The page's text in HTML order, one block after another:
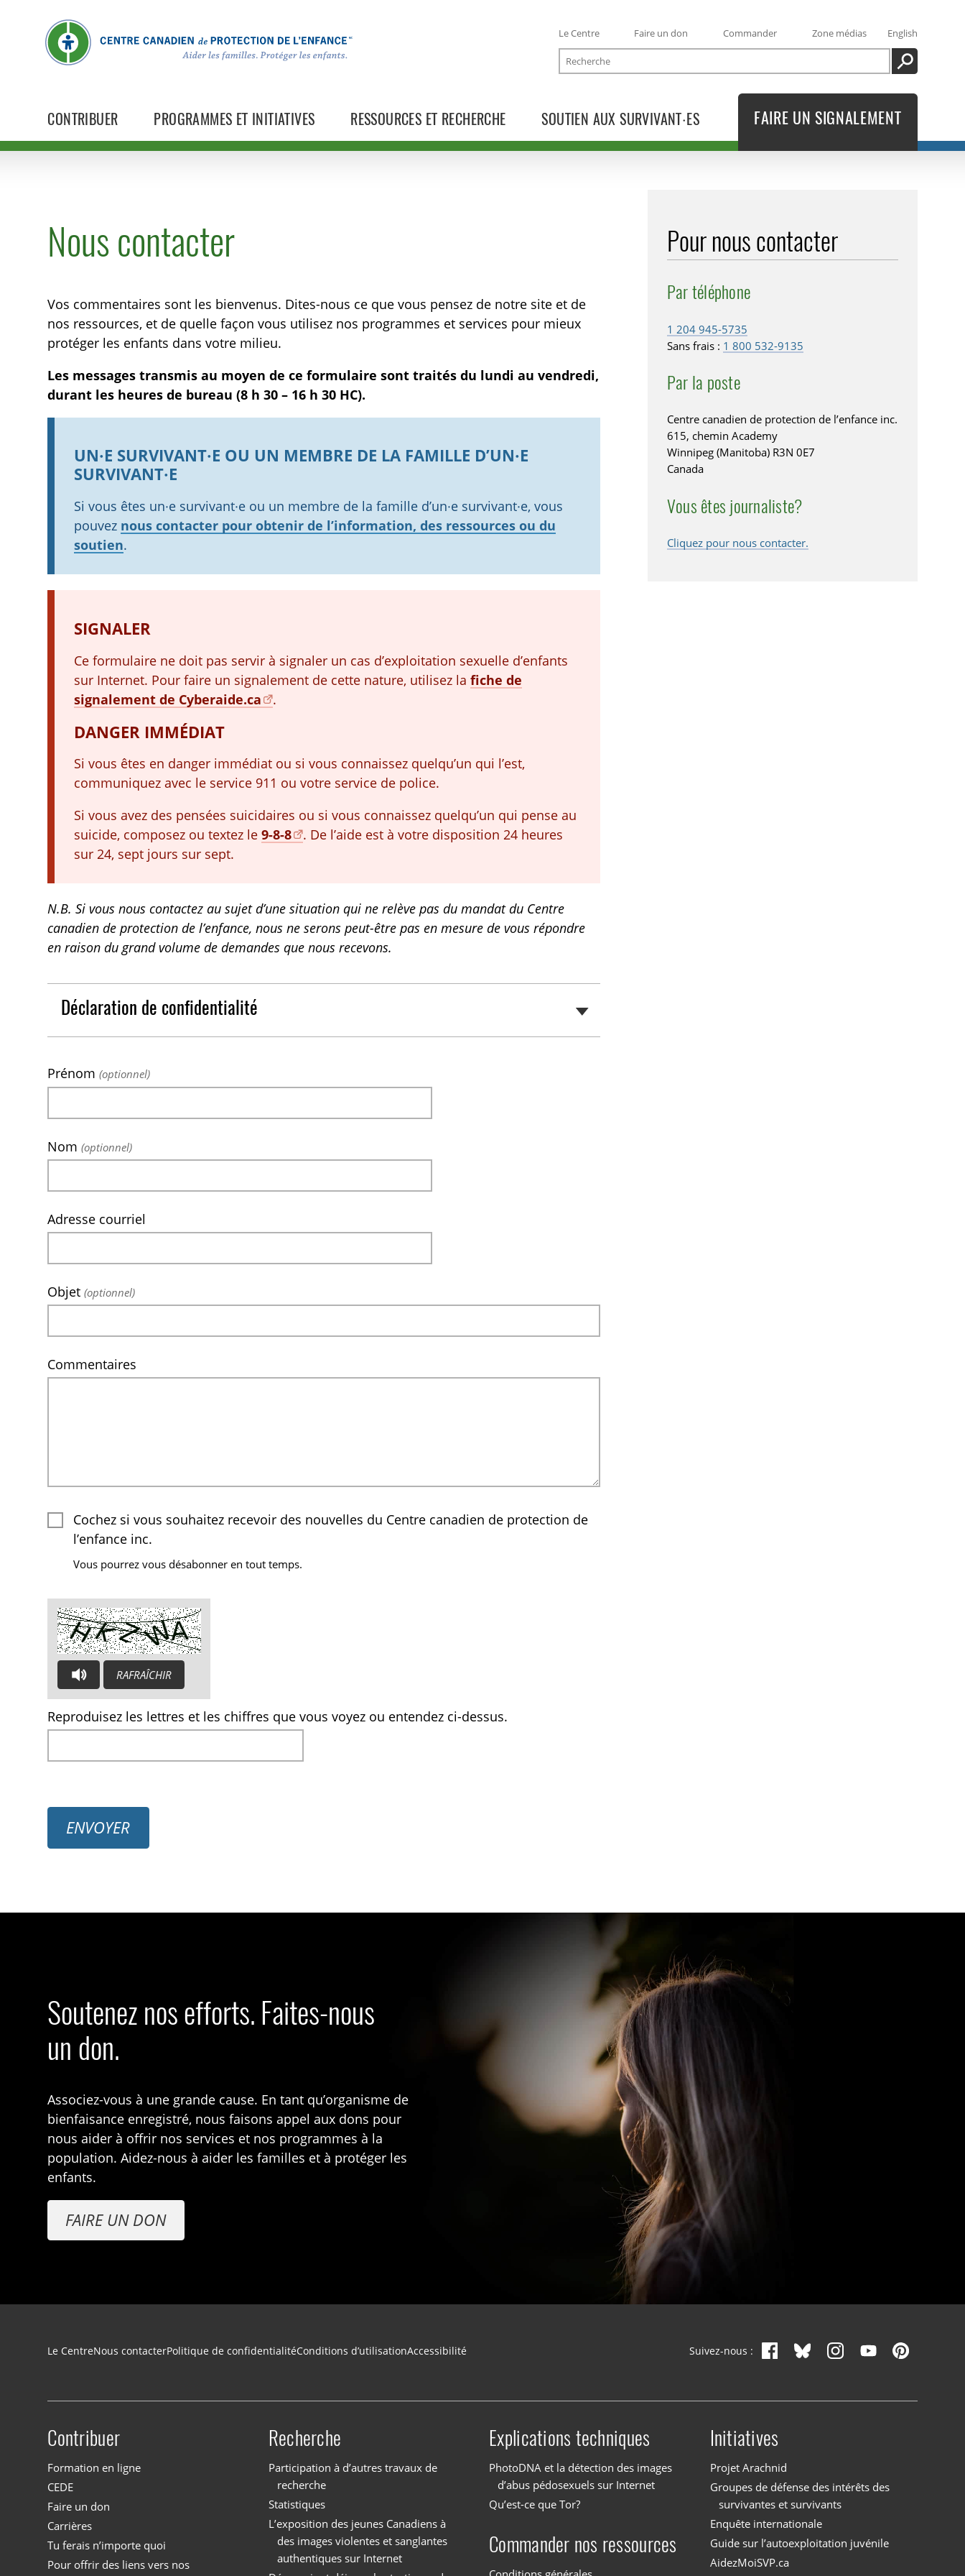
CONTRIBUER PROGRAMMES ET INITIATIVES RESSOURCES ET RECHERCHE SOUTIEN AUX SURVIVANT·ES
Le Centre Faire un don Commander Zone médias
English
Recherche
RECHERCHE
FAIRE UN SIGNALEMENT
Nous contacter
Vos commentaires sont les bienvenus. Dites-nous ce que vous pensez de notre site et de
nos ressources, et de quelle façon vous utilisez nos programmes et services pour mieux
protéger les enfants dans votre milieu.
Les messages transmis au moyen de ce formulaire sont traités du lundi au vendredi,
durant les heures de bureau (8 h 30 – 16 h 30 HC).
UN·E SURVIVANT·E OU UN MEMBRE DE LA FAMILLE D’UN·E
SURVIVANT·E
Si vous êtes un·e survivant·e ou un membre de la famille d’un·e survivant·e, vous
pouvez nous contacter pour obtenir de l’information, des ressources ou du
soutien.
SIGNALER
Ce formulaire ne doit pas servir à signaler un cas d’exploitation sexuelle d’enfants
sur Internet. Pour faire un signalement de cette nature, utilisez lafiche de
signalement de Cyberaide.ca
.
DANGER IMMÉDIAT
Si vous êtes en danger immédiat ou si vous connaissez quelqu’un qui l’est,
communiquez avec le service 911 ou votre service de police.
Si vous avez des pensées suicidaires ou si vous connaissez quelqu’un qui pense au
suicide, composez ou textez le9-8-8
. De l’aide est à votre disposition 24 heures
sur 24, sept jours sur sept.
N.B. Si vous nous contactez au sujet d’une situation qui ne relève pas du mandat du Centre
canadien de protection de l’enfance, nous ne serons peut-être pas en mesure de vous répondre
en raison du grand volume de demandes que nous recevons.
Déclaration de confidentialité
Prénom(optionnel)
Nom(optionnel)
Adresse courriel
Objet(optionnel)
Commentaires
Cochez si vous souhaitez recevoir des nouvelles du Centre canadien de protection de
l’enfance inc.
Vous pourrez vous désabonner en tout temps.
CAPTCHA AUDIO : TAPEZ LES LETTRES QUE VOUS ENTENDEZ
RAFRAÎCHIR
Reproduisez les lettres et les chiffres que vous voyez ou entendez ci-dessus.
ENVOYER
Pour nous contacter
Par téléphone
1 204 945-5735
Sans frais : 1 800 532-9135
Par la poste
Centre canadien de protection de l’enfance inc.
615, chemin Academy
Winnipeg (Manitoba) R3N 0E7
Canada
Vous êtes journaliste?
Cliquez pour nous contacter.
Soutenez nos efforts. Faites-nous
un don.
Associez-vous à une grande cause. En tant qu’organisme de
bienfaisance enregistré, nous faisons appel aux dons pour
nous aider à offrir nos services et nos programmes à la
population. Aidez-nous à aider les familles et à protéger les
enfants.
FAIRE UN DON
Navigation du pied de page
Le CentreNous contacterPolitique de confidentialitéConditions d’utilisationAccessibilité Suivez-nous :
Site menu
Contribuer
Formation en ligne
CEDE
Faire un don
Carrières
Tu ferais n’importe quoi
Pour offrir des liens vers nos
Recherche
Participation à d’autres travaux de
recherche
Statistiques
L’exposition des jeunes Canadiens à
des images violentes et sanglantes
authentiques sur Internet
Explications techniques
PhotoDNA et la détection des images
d’abus pédosexuels sur Internet
Qu’est-ce que Tor?
Commander nos ressources
Initiatives
Projet Arachnid
Groupes de défense des intérêts des
survivantes et survivants
Enquête internationale
Guide sur l’autoexploitation juvénile
AidezMoiSVP.ca